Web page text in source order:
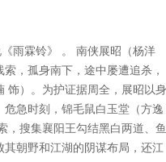
雨霖铃》 。 南侠展昭（杨洋
，孤身南下，途中屡遭追杀，
饰）。为护证据周全，展昭以身
急时刻，锦毛鼠白玉堂（方逸
，搜集襄阳王勾结黑白两道、鱼
朝野和江湖的阴谋布局，还江